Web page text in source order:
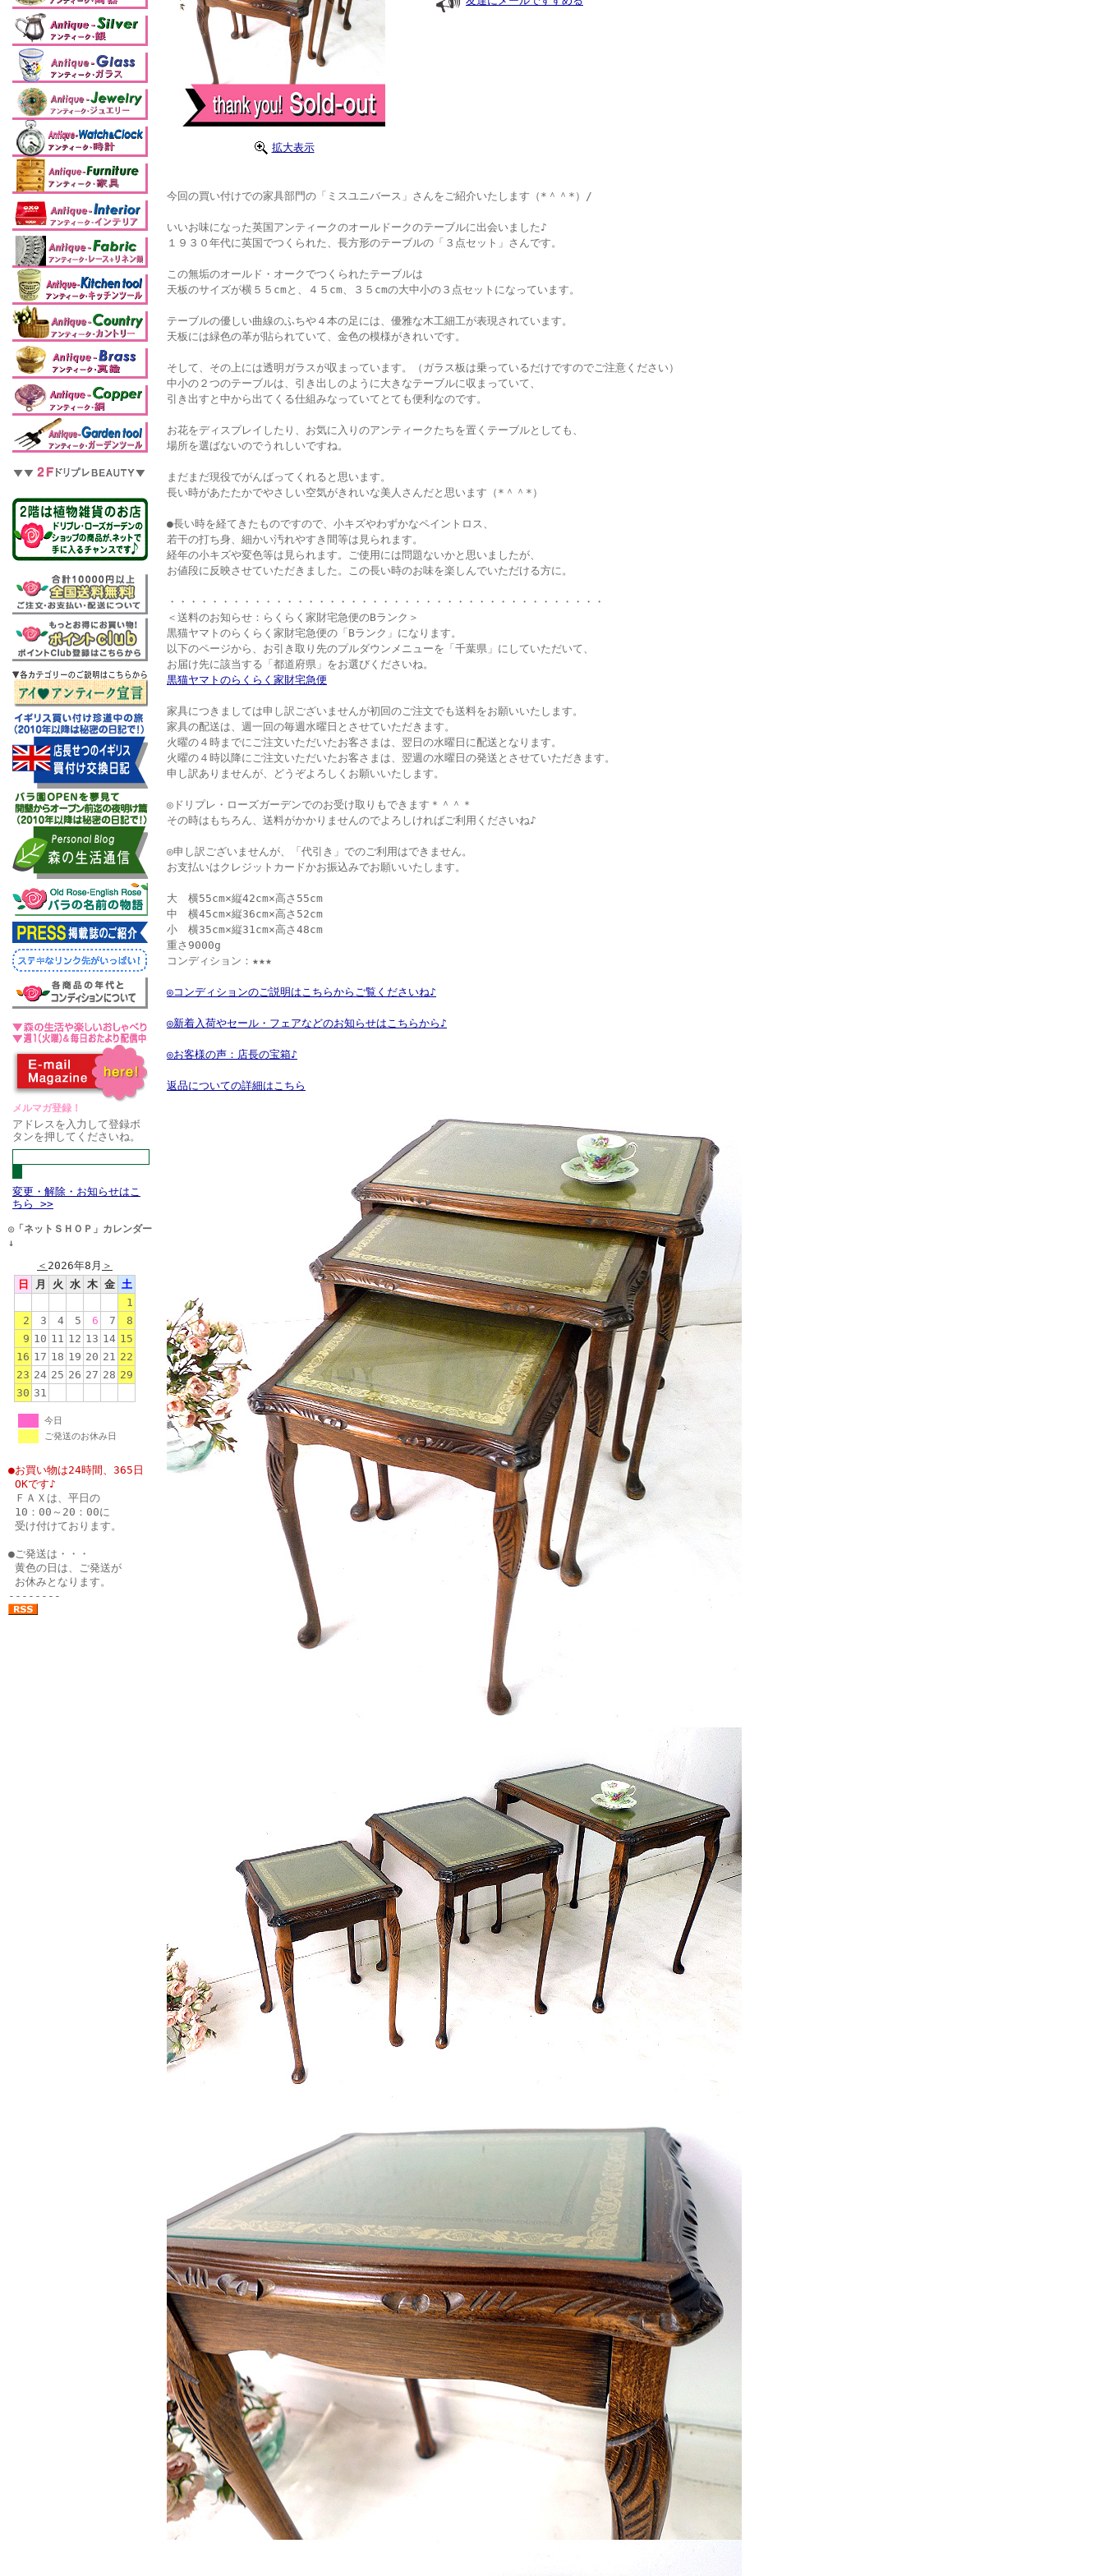
メルマガ登録！
アドレスを入力して登録ボ
タンを押してくださいね。
変更・解除・お知らせはこ
ちら >>
◎「ネットＳＨＯＰ」カレンダー
↓
＜ 2026年8月 ＞
日
月 火 水 木 金 土
1
2
3 4 5 6 7
8
9 10 11 12 13 14 15
16 17 18 19 20 21 22
23 24 25 26 27 28 29
30 31
今日
ご発送のお休み日
●お買い物は24時間、365日
OKです♪
ＦＡＸは、平日の
10：00～20：00に
受け付けております。
●ご発送は・・・
黄色の日は、ご発送が
お休みとなります。
--------
拡大表示
今回の買い付けでの家具部門の「ミスユニバース」さんをご紹介いたします（*＾＾*）/
いいお味になった英国アンティークのオールドークのテーブルに出会いました♪
１９３０年代に英国でつくられた、長方形のテーブルの「３点セット」さんです。
この無垢のオールド・オークでつくられたテーブルは
天板のサイズが横５５cmと、４５cm、３５cmの大中小の３点セットになっています。
テーブルの優しい曲線のふちや４本の足には、優雅な木工細工が表現されています。
天板には緑色の革が貼られていて、金色の模様がきれいです。
そして、その上には透明ガラスが収まっています。（ガラス板は乗っているだけですのでご注意ください）
中小の２つのテーブルは、引き出しのように大きなテーブルに収まっていて、
引き出すと中から出てくる仕組みなっていてとても便利なのです。
お花をディスプレイしたり、お気に入りのアンティークたちを置くテーブルとしても、
場所を選ばないのでうれしいですね。
まだまだ現役でがんばってくれると思います。
長い時があたたかでやさしい空気がきれいな美人さんだと思います（*＾＾*）
●長い時を経てきたものですので、小キズやわずかなペイントロス、
若干の打ち身、細かい汚れやすき間等は見られます。
経年の小キズや変色等は見られます。ご使用には問題ないかと思いましたが、
お値段に反映させていただきました。この長い時のお味を楽しんでいただける方に。
・・・・・・・・・・・・・・・・・・・・・・・・・・・・・・・・・・・・・・・・・
＜送料のお知らせ：らくらく家財宅急便のBランク＞
黒猫ヤマトのらくらく家財宅急便の「Bランク」になります。
以下のページから、お引き取り先のプルダウンメニューを「千葉県」にしていただいて、
お届け先に該当する「都道府県」をお選びくださいね。
黒猫ヤマトのらくらく家財宅急便
家具につきましては申し訳ございませんが初回のご注文でも送料をお願いいたします。
家具の配送は、週一回の毎週水曜日とさせていただきます。
火曜の４時までにご注文いただいたお客さまは、翌日の水曜日に配送となります。
火曜の４時以降にご注文いただいたお客さまは、翌週の水曜日の発送とさせていただきます。
申し訳ありませんが、どうぞよろしくお願いいたします。
◎ドリプレ・ローズガーデンでのお受け取りもできます＊＾＾＊
その時はもちろん、送料がかかりませんのでよろしければご利用くださいね♪
◎申し訳ございませんが、「代引き」でのご利用はできません。
お支払いはクレジットカードかお振込みでお願いいたします。
大 横55cm×縦42cm×高さ55cm
中 横45cm×縦36cm×高さ52cm
小 横35cm×縦31cm×高さ48cm
重さ9000g
コンディション：★★★
◎コンディションのご説明はこちらからご覧くださいね♪
◎新着入荷やセール・フェアなどのお知らせはこちらから♪
◎お客様の声：店長の宝箱♪
返品についての詳細はこちら